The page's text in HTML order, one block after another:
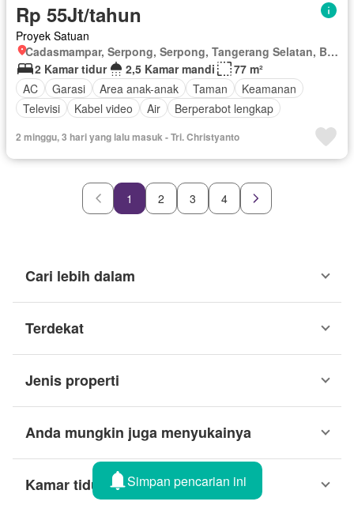
Rp 55Jt/tahun
Proyek Satuan
Cadasmampar, Serpong, Serpong, Tangerang Selatan, Banten
2 Kamar tidur
2,5 Kamar mandi
77 m²
AC
Garasi Area anak-anak Taman
Keamanan
Televisi
Kabel video Air Berperabot lengkap
2 minggu, 3 hari yang lalu masuk - Tri. Christyanto
1 2 3 4
Cari lebih dalam
Terdekat
Jenis properti
Anda mungkin juga menyukainya
Kamar tidur Simpan pencarian ini